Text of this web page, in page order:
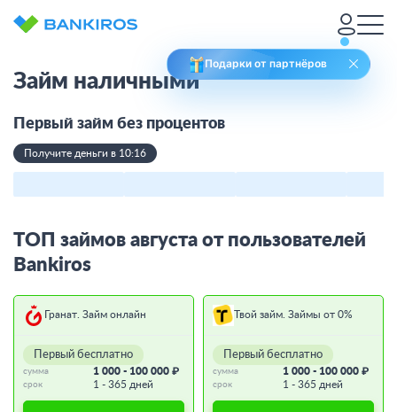
Подарки от партнёров
Займ наличными
Первый займ без процентов
Получите деньги в 10:16
ТОП займов августа от пользователей
Bankiros
Гранат. Займ онлайн
Первый бесплатно
сумма 1 000 - 100 000 ₽
срок 1 - 365 дней
Твой займ. Займы от 0%
Первый бесплатно
сумма 1 000 - 100 000 ₽
срок 1 - 365 дней